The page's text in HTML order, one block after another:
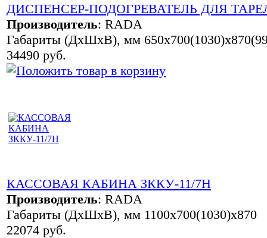
ДИСПЕНСЕР-ПОДОГРЕВАТЕЛЬ ДЛЯ
Производитель: RADA
Габариты (ДхШхВ), мм
34490 руб.
КАССОВАЯ КАБИНА ЗККУ-11/7Н
Производитель: RADA
Габариты (ДхШхВ), мм 1100х700(1030)х870
22074 руб.